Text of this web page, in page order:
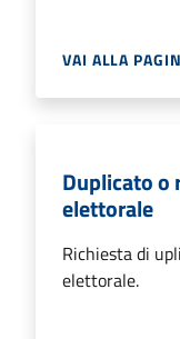
VAI ALLA
Duplicato o
elettorale
Richiesta di
elettorale.